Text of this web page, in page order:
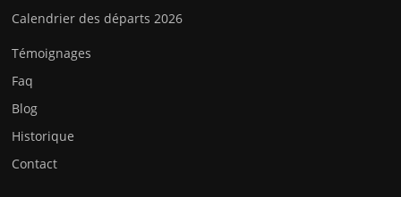
Calendrier des départs 2026
Témoignages
Faq
Blog
Historique
Contact